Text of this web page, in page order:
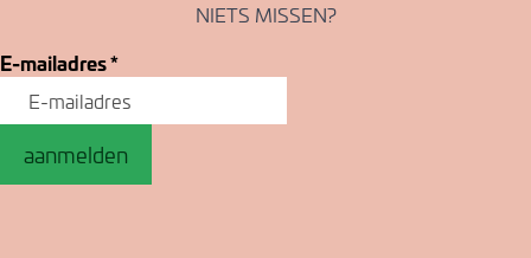
NIETS MISSEN?
E-mailadres*
aanmelden